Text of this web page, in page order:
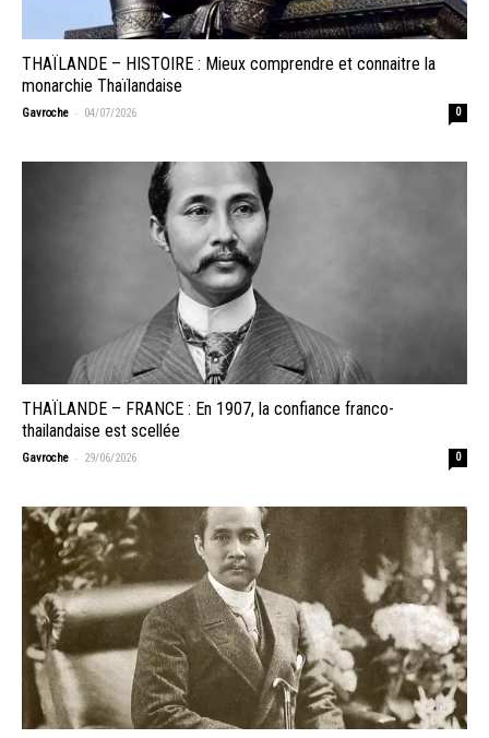
THAÏLANDE – HISTOIRE : Mieux comprendre et connaitre la
monarchie Thaïlandaise
Gavroche - 04/07/2026 0
THAÏLANDE – FRANCE : En 1907, la confiance franco-
thailandaise est scellée
Gavroche - 29/06/2026 0